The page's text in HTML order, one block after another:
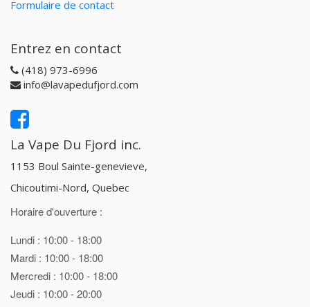
Formulaire de contact
Entrez en contact
(418) 973-6996
info@lavapedufjord.com
La Vape Du Fjord inc.
1153 Boul Sainte-genevieve,
Chicoutimi-Nord, Quebec
Horaire d'ouverture :
Lundi : 10:00 - 18:00
Mardi : 10:00 - 18:00
Mercredi : 10:00 - 18:00
Jeudi : 10:00 - 20:00